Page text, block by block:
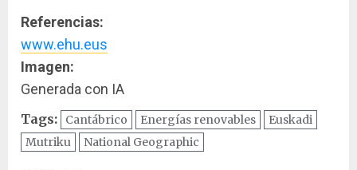
Referencias:
www.ehu.eus
Imagen:
Generada con IA
Tags: Cantábrico Energías renovables
Euskadi
Mutriku
National Geographic